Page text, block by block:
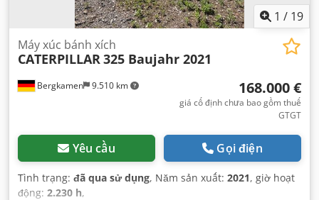
1 / 19
Bergkamen 9.510 km
Máy xúc bánh xích
CATERPILLAR 325 Baujahr 2021
168.000 €
giá cố định chưa bao gồm thuế
GTGT
Yêu cầu Gọi điện
Tình trạng: đã qua sử dụng, Năm sản xuất: 2021, giờ hoạt
động: 2.230 h,